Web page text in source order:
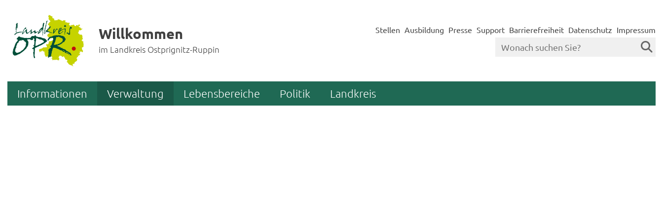
Willkommen
im Landkreis Ostprignitz-Ruppin
Stellen Ausbildung Presse Support Barrierefreiheit Datenschutz Impressum
Informationen Verwaltung Lebensbereiche Politik Landkreis